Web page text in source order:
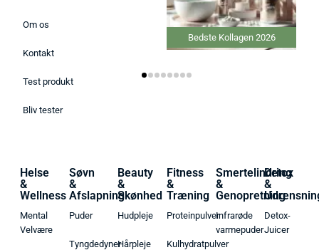
Om os
Kontakt
Test produkt
Bliv tester
Bedste Kollagen 2026
Helse
&
Wellness
Mental
Velvære
Søvn
&
Afslapning
Puder
Tyngdedyner
Beauty
&
Skønhed
Hudpleje
Hårpleje
Fitness
&
Træning
Proteinpulver
Kulhydratpulver
Smertelindring
&
Genopretning
Infrarøde
varmepuder
Detox
&
Detox-
Juicer